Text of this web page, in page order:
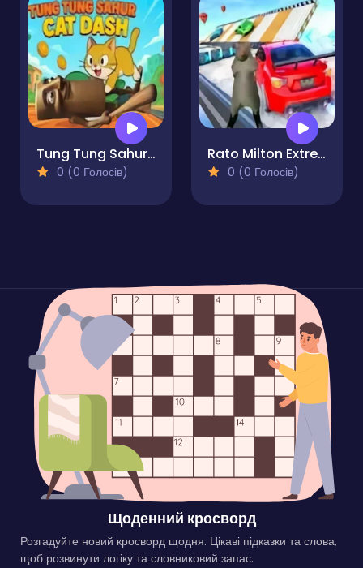
Tung Tung Sahur Cat Dash
0 (0 Голосів)
Rato Milton Extreme Ramp Stunts
0 (0 Голосів)
Щоденний кросворд
Розгадуйте новий кросворд щодня. Цікаві підказки та слова,
щоб розвинути логіку та словниковий запас.